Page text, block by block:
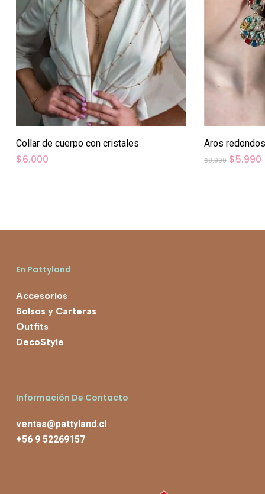
Collar de cuerpo con cristales
$6.000
Aros
$8.990 El
$5.990
En Pattyland
Accesorios
Bolsos y Carteras
Outfits
DecoStyle
Información De Contacto
ventas@pattyland.cl
+56 9 52269157